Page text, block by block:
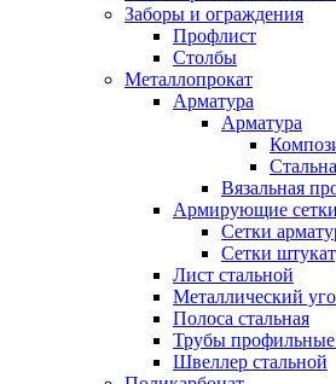
Заборы и ограждения
Профлист
Столбы
Металлопрокат
Арматура
Арматура
Вязальная
Армирующие сетки
Сетки
Сетки
Лист стальной
Металлический
Полоса стальная
Трубы профильные
Швеллер стальной